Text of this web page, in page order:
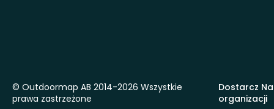
Dostarcz
organizacji
© Outdoormap AB 2014-2026 Wszystkie
prawa zastrzeżone